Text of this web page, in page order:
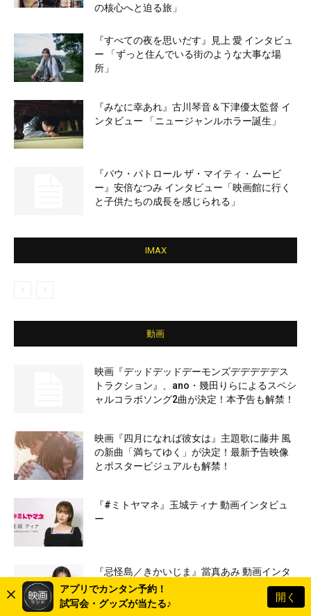
アプリでカンタン予約！
試写会・グッズが当たる♪
開く
の核心へと迫る旅」
『すべての夜を思いだす』見上 愛 インタビュ
ー 「ずっと住んでいる街のような大事な場
所」
『みなに幸あれ』古川琴音＆下津優太監督 イ
ンタビュー 「ニュージャンルホラー誕生」
『パウ・パトロール ザ・マイティ・ムービ
ー』安倍なつみ インタビュー「映画館に行く
と子供たちの成長を感じられる」
IMAX
動画
映画『デッドデッドデーモンズデデデデデス
トラクション』、ano・幾田りらによるスペシ
ャルコラボソング2曲が決定！本予告も解禁！
映画『四月になれば彼女は』主題歌に藤井 風
の新曲「満ちてゆく」が決定！最新予告映像
とポスタービジュアルも解禁！
『#ミトヤマネ』玉城ティナ 動画インタビュ
ー
『忌怪島／きかいじま』當真あみ 動画インタ
ビュー